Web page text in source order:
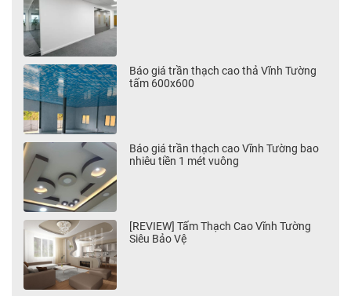
Báo giá trần thạch cao thả Vĩnh Tường
tấm 600x600
Báo giá trần thạch cao Vĩnh Tường bao
nhiêu tiền 1 mét vuông
[REVIEW] Tấm Thạch Cao Vĩnh Tường
Siêu Bảo Vệ